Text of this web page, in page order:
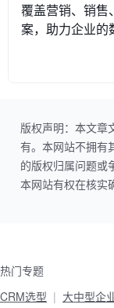
覆盖营销、销售
案，助力企业的
版权声明：本文章
有。本网站不拥有
的版权归属问题或
本网站有权在核实
热门专题
CRM选型
大中型企